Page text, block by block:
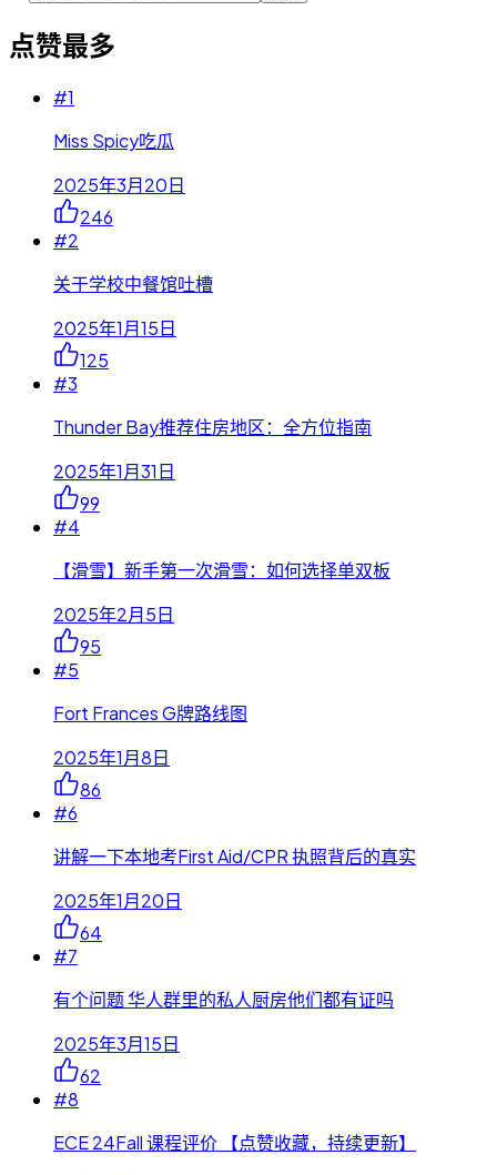
点赞最多
#1
Miss Spicy吃瓜
2025年3月20日
246
#2
关于学校中餐馆吐槽
2025年1月15日
125
#3
Thunder Bay推荐住房地区：全方位指南
2025年1月31日
99
#4
【滑雪】新手第一次滑雪：如何选择单双板
2025年2月5日
95
#5
Fort Frances G牌路线图
2025年1月8日
86
#6
讲解一下本地考First Aid/CPR 执照背后的真实
2025年1月20日
64
#7
有个问题 华人群里的私人厨房他们都有证吗
2025年3月15日
62
#8
ECE 24Fall 课程评价 【点赞收藏，持续更新】